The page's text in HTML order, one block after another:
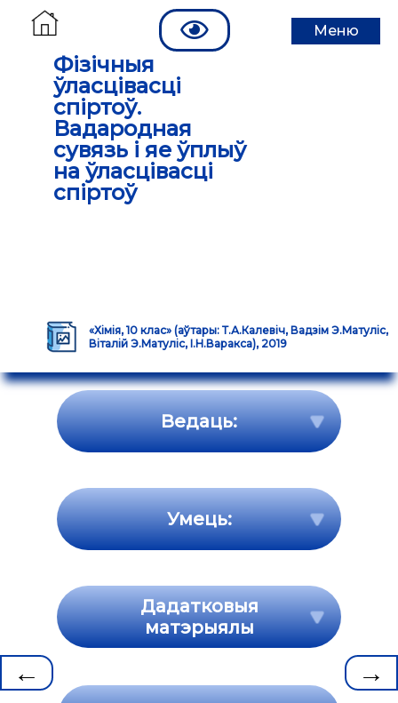
Фізічныя
ўласцівасці
спіртоў.
Вадародная
сувязь і яе ўплыў
на ўласцівасці
спіртоў
Меню
«Хімія, 10 клас» (аўтары: Т.А.Калевіч, Вадзім Э.Матуліс,
Віталій Э.Матуліс, І.Н.Варакса), 2019
← →
Ведаць:
Умець:
Дадатковыя
матэрыялы